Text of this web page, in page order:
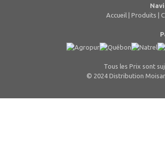
Accueil | Produits |
Tous les Prix sont
© 2024 Distribution